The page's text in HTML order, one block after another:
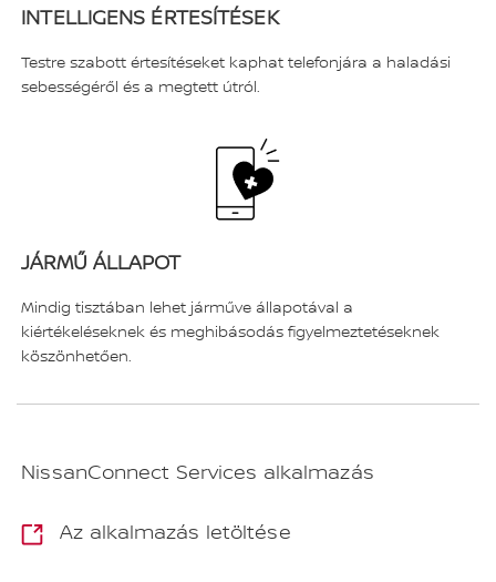
INTELLIGENS ÉRTESÍTÉSEK
Testre szabott értesítéseket kaphat telefonjára a haladási
sebességéről és a megtett útról.
JÁRMŰ ÁLLAPOT
Mindig tisztában lehet járműve állapotával a
kiértékeléseknek és meghibásodás figyelmeztetéseknek
köszönhetően.
NissanConnect Services alkalmazás
Az alkalmazás letöltése